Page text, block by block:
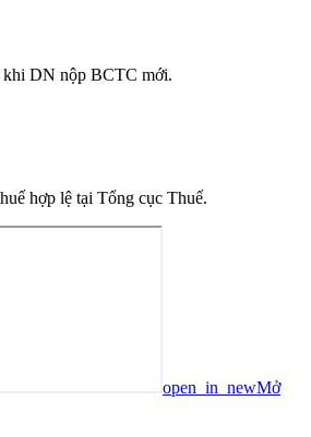
khi DN nộp BCTC mới.
hợp lệ tại Tổng cục Thuế.
open_in_newMở